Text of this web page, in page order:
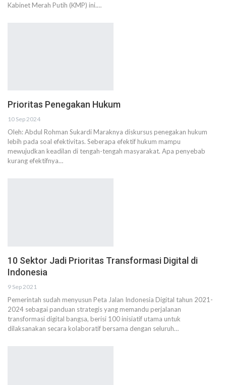
Kabinet Merah Putih (KMP) ini.…
Prioritas Penegakan Hukum
10 Sep 2024
Oleh: Abdul Rohman Sukardi Maraknya diskursus penegakan hukum
lebih pada soal efektivitas. Seberapa efektif hukum mampu
mewujudkan keadilan di tengah-tengah masyarakat. Apa penyebab
kurang efektifnya…
10 Sektor Jadi Prioritas Transformasi Digital di
Indonesia
9 Sep 2021
Pemerintah sudah menyusun Peta Jalan Indonesia Digital tahun 2021-
2024 sebagai panduan strategis yang memandu perjalanan
transformasi digital bangsa, berisi 100 inisiatif utama untuk
dilaksanakan secara kolaboratif bersama dengan seluruh…